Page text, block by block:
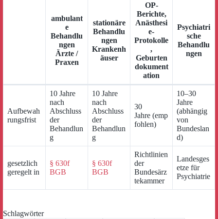
ambulant
e
Behandlu
ngen
Ärzte /
Praxen
stationäre
Behandlu
ngen
Krankenh
äuser
OP-
Berichte,
Anästhesi
e-
Protokolle
,
Geburten
dokument
ation
Psychiatri
sche
Behandlu
ngen
Aufbewah
rungsfrist
10 Jahre
nach
Abschluss
der
Behandlun
g
10 Jahre
nach
Abschluss
der
Behandlun
g
30
Jahre (emp
fohlen)
10–30
Jahre
(abhängig
von
Bundeslan
d)
gesetzlich
geregelt in
§ 630f
BGB
§ 630f
BGB
Richtlinien
der
Bundesärz
tekammer
Landesges
etze für
Psychiatrie
Schlagwörter